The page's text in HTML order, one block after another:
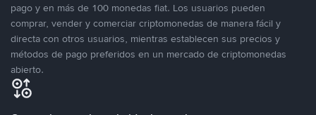
pago y en más de 100 monedas fiat. Los usuarios pueden
comprar, vender y comerciar criptomonedas de manera fácil y
directa con otros usuarios, mientras establecen sus precios y
métodos de pago preferidos en un mercado de criptomonedas
abierto.